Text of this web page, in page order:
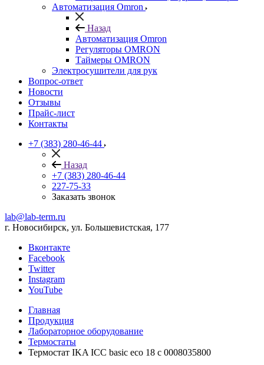
Автоматизация Omron
Назад
Автоматизация Omron
Регуляторы OMRON
Таймеры OMRON
Электросушители для рук
Вопрос-ответ
Новости
Отзывы
Прайс-лист
Контакты
+7 (383) 280-46-44
Назад
+7 (383) 280-46-44
227-75-33
Заказать звонок
lab@lab-term.ru
г. Новосибирск, ул. Большевистская, 177
Вконтакте
Facebook
Twitter
Instagram
YouTube
Главная
Продукция
Лабораторное оборудование
Термостаты
Термостат IKA ICC basic eco 18 c 0008035800